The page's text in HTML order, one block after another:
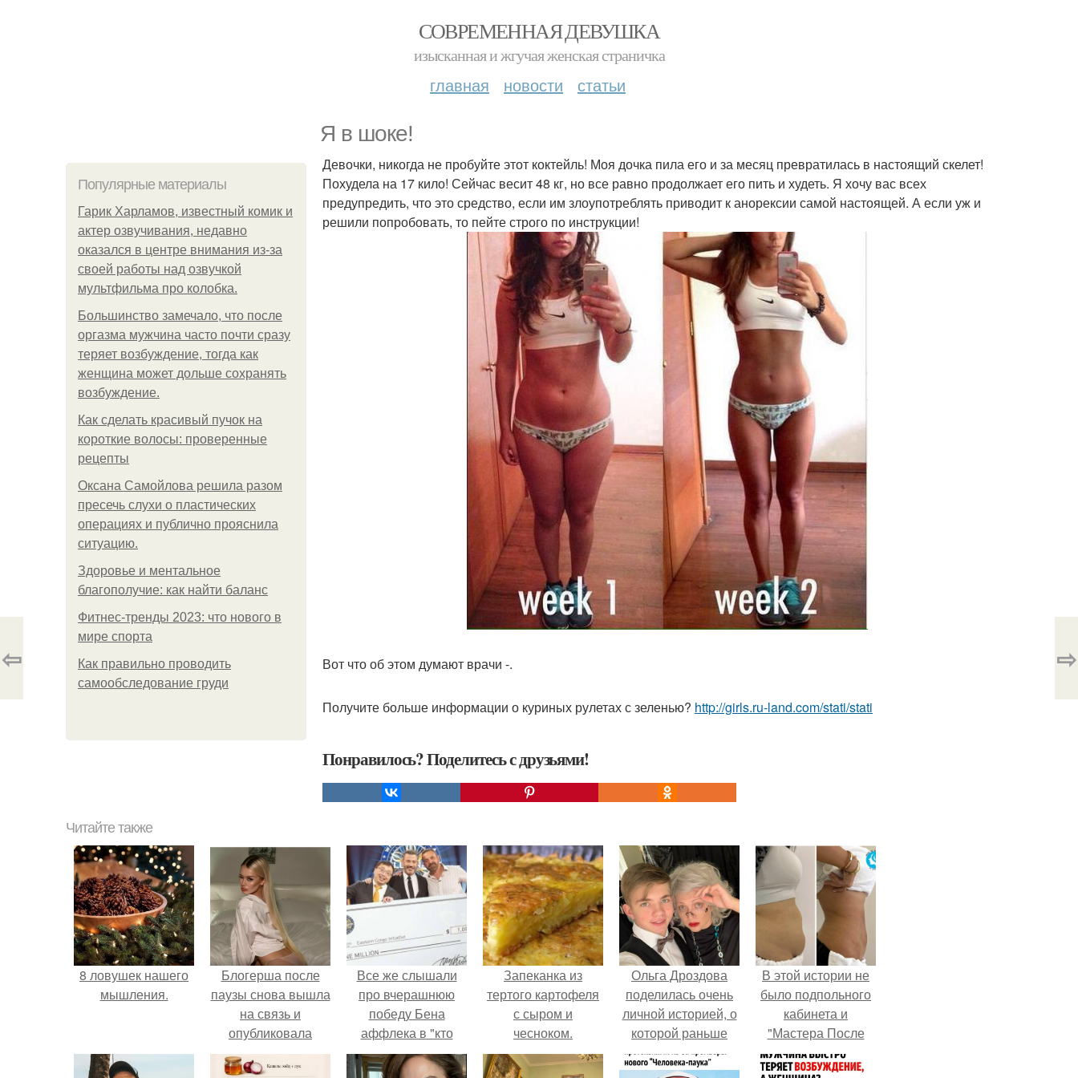
СОВРЕМЕННАЯ ДЕВУШКА
изысканная и жгучая женская страничка
главная новости статьи
Я в шоке!
Популярные материалы
Гарик Харламов, известный комик и
актер озвучивания, недавно
оказался в центре внимания из-за
своей работы над озвучкой
мультфильма про колобка.
Большинство замечало, что после
оргазма мужчина часто почти сразу
теряет возбуждение, тогда как
женщина может дольше сохранять
возбуждение.
Как сделать красивый пучок на
короткие волосы: проверенные
рецепты
Оксана Самойлова решила разом
пресечь слухи о пластических
операциях и публично прояснила
ситуацию.
Здоровье и ментальное
благополучие: как найти баланс
Фитнес-тренды 2023: что нового в
мире спорта
Как правильно проводить
самообследование груди
Девочки, никогда не пробуйте этот коктейль! Моя дочка пила его и за месяц превратилась в настоящий скелет!
Похудела на 17 кило! Сейчас весит 48 кг, но все равно продолжает его пить и худеть. Я хочу вас всех
предупредить, что это средство, если им злоупотреблять приводит к анорексии самой настоящей. А если уж и
решили попробовать, то пейте строго по инструкции!
Вот что об этом думают врачи -.
Получите больше информации о куриных рулетах с зеленью? http://girls.ru-land.com/stati/stati
Понравилось? Поделитесь с друзьями!
⇦ ⇨
Читайте также
8 ловушек нашего
мышления.
Блогерша после
паузы снова вышла
на связь и
опубликовала
свежую серию
кадров из спальни.
Все же слышали
про вчерашнюю
победу Бена
аффлека в "кто
хочет стать
миллионером?
Запеканка из
тертого картофеля
с сыром и
чесноком.
Ольга Дроздова
поделилась очень
личной историей, о
которой раньше
почти не говорила.
В этой истории не
было подпольного
кабинета и
"Мастера После
Двухнедельных
Курсов".